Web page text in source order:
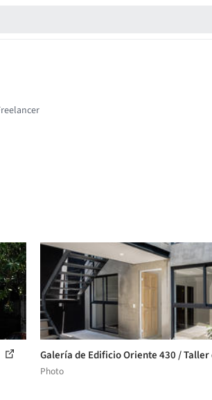
Galería de Edificio Oriente 430 / Taller
Photo